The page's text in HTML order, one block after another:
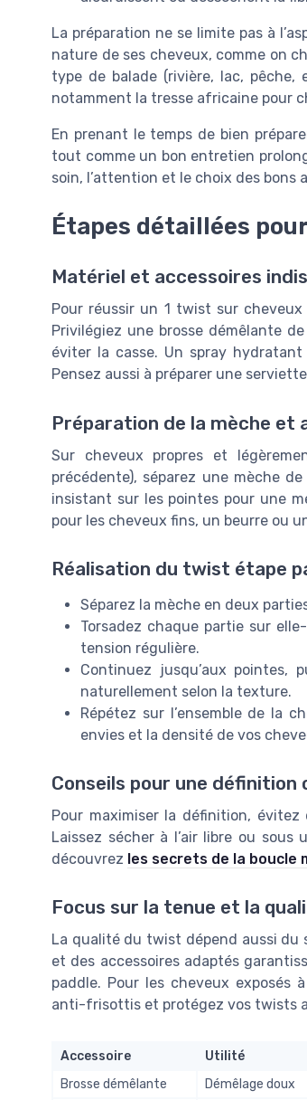
La préparation ne se limite pas à
nature de ses cheveux, comme on
type de balade (rivière, lac, pêche,
notamment la tresse africaine pour
En prenant le temps de bien
tout comme un bon entretien
soin, l’attention et le choix des bons
Étapes détaillées
Matériel et accessoires
Pour réussir un 1 twist sur
Privilégiez une brosse démêlante
éviter la casse. Un spray
Pensez aussi à préparer une
Préparation de la mèche et
Sur cheveux propres et
précédente), séparez une mèche
insistant sur les pointes pour une
pour les cheveux fins, un beurre ou
Réalisation du twist étape
Séparez la mèche en deux
Torsadez chaque partie sur
tension régulière.
Continuez jusqu’aux
naturellement selon la texture.
Répétez sur l’ensemble de la
envies et la densité de vos
Conseils pour une définition
Pour maximiser la définition,
Laissez sécher à l’air libre ou
découvrez les secrets de la boucle
Focus sur la tenue et la
La qualité du twist dépend aussi du
et des accessoires adaptés
paddle. Pour les cheveux exposés
anti-frisottis et protégez vos twists
Accessoire Utilité
Brosse démêlante
Démêlage doux